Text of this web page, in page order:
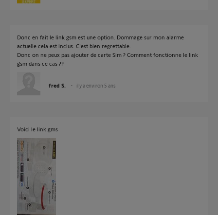
Donc en fait le link gsm est une option. Dommage sur mon alarme
actuelle cela est inclus. C'est bien regrettable.
Donc on ne peux pas ajouter de carte Sim ? Comment fonctionne le link
gsm dans ce cas ??
fred S. il y a environ 5 ans
Voici le link gms